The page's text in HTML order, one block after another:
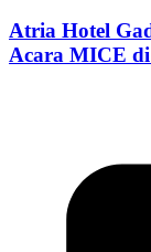
Atria Hotel
Acara MICE